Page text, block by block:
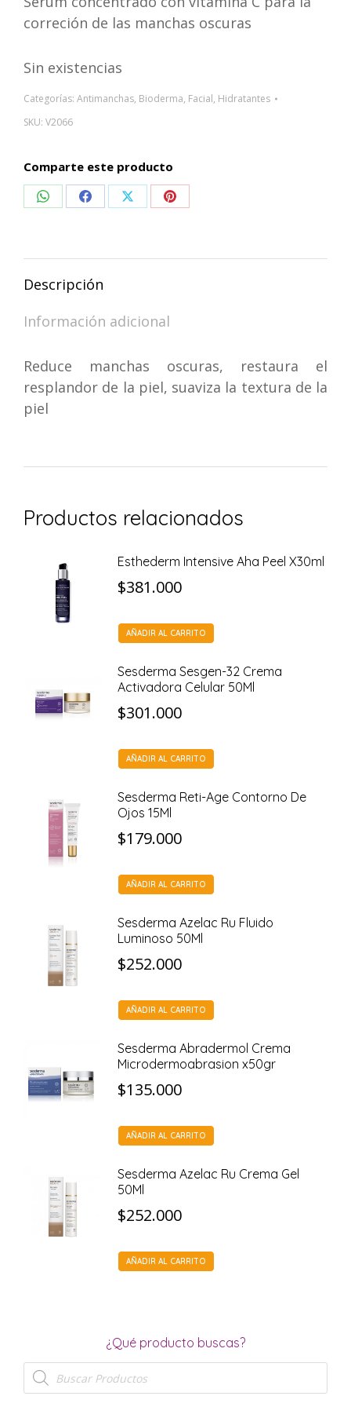
correción de las manchas oscuras
Sin existencias
Categorías: Antimanchas, Bioderma, Facial, Hidratantes
SKU: V2066
Comparte este producto
Compartir
WhatsApp
Compartir
Facebook
Compartir
X
Compartir
Pinterest
Descripción
Información adicional
Reduce manchas oscuras, restaura el
resplandor de la piel, suaviza la textura de la
piel
Productos relacionados
Esthederm Intensive Aha Peel X30ml
$381.000
AÑADIR AL CARRITO
Sesderma Sesgen-32 Crema
Activadora Celular 50Ml
$301.000
AÑADIR AL CARRITO
Sesderma Reti-Age Contorno De
Ojos 15Ml
$179.000
AÑADIR AL CARRITO
Sesderma Azelac Ru Fluido
Luminoso 50Ml
$252.000
AÑADIR AL CARRITO
Sesderma Abradermol Crema
Microdermoabrasion x50gr
$135.000
AÑADIR AL CARRITO
Sesderma Azelac Ru Crema Gel
50Ml
$252.000
AÑADIR AL CARRITO
¿Qué producto buscas?
Búsqueda
de
productos